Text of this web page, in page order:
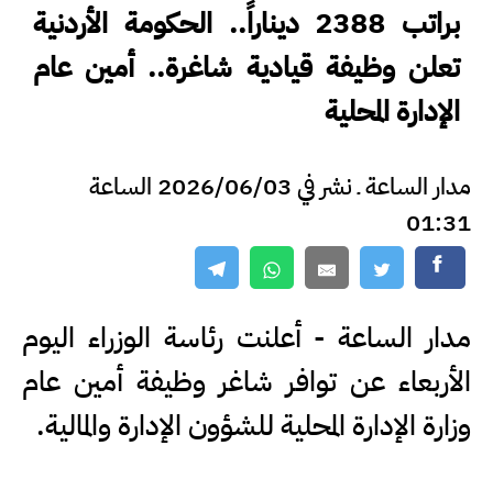
براتب 2388 ديناراً.. الحكومة الأردنية
تعلن وظيفة قيادية شاغرة.. أمين عام
الإدارة المحلية
مدار الساعة ـ نشر في 2026/06/03 الساعة
01:31
مدار الساعة - أعلنت رئاسة الوزراء اليوم
الأربعاء عن توافر شاغر وظيفة أمين عام
وزارة الإدارة المحلية للشؤون الإدارة والمالية.